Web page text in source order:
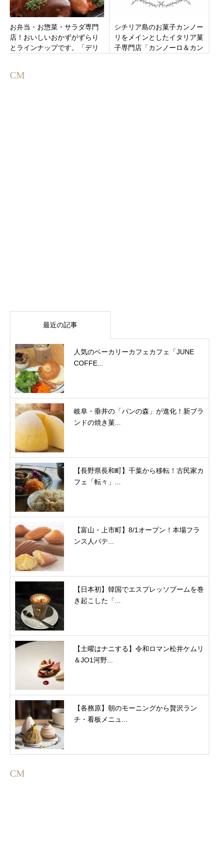
お弁当・お惣菜・サラダ専門
店！おいしいおかずがずらり
とラインナップです。「デリ
シチリア島のお菓子カンノー
リをメインとしたイタリア菓
子専門店「カンノーロ＆カン
CM
最近の記事
人気のベーカリーカフェカフェ「JUNE
COFFE...
岐阜・垂井の「パンの森」が進化！新ブラ
ンドの焼き菓...
【長野県長和町】千葉から移転！古民家カ
フェ「転々」...
【富山・上市町】8/1オープン！本場フラ
ンス人パテ...
【日本初】韓国でエスプレッソブームを巻
き起こした「...
【土曜はナニする】令和ロマン松井ケムリ
＆JO1河野...
【各務原】朝のモーニングから贅沢ラン
チ・看板メニュ...
CM